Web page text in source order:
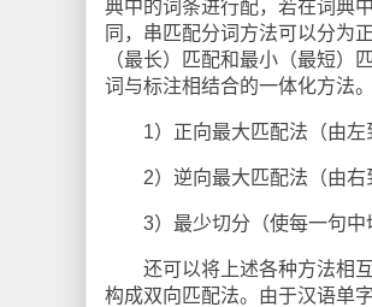
典中的词条进行配，若在词典
同，串匹配分词方法可以分为
（最长）匹配和最小（最短）
词与标注相结合的一体化方法
1）正向最大匹配法（由左
2）逆向最大匹配法（由右
3）最少切分（使每一句中
还可以将上述各种方法相互
构成双向匹配法。由于汉语单